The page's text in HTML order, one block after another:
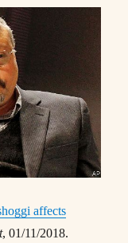
affects
, 01/11/2018.